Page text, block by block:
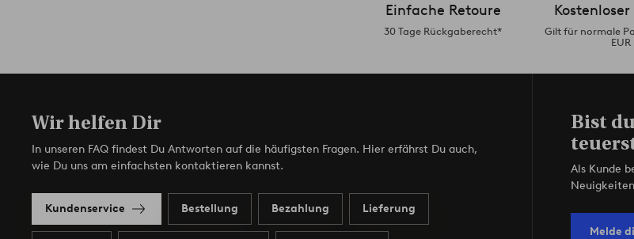
Einfache Retoure
30 Tage Rückgaberecht*
Gilt für normale
EUR
Wir helfen Dir
In unseren FAQ findest Du Antworten auf die häufigsten Fragen. Hier erfährst Du auch,
wie Du uns am einfachsten kontaktieren kannst.
Kundenservice Bestellung Bezahlung Lieferung
Bist
Als Kunde
Melde